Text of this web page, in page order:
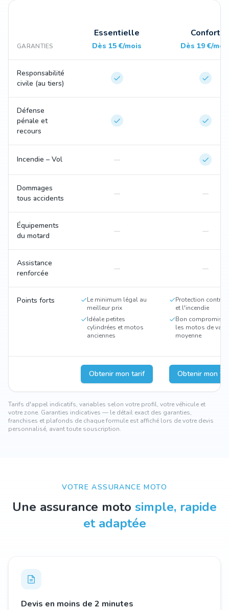
GARANTIES
Essentielle
Dès 15 €/mois
Confort
Dès 19 €/
Responsabilité
civile (au tiers)
Défense
pénale et
recours
Incendie – Vol
Dommages
tous accidents
Équipements
du motard
Assistance
renforcée
Points forts
Le minimum légal au
meilleur prix
Idéale petites
cylindrées et motos
anciennes
Protection contre
et l'incendie
Bon compromis
les motos de
moyenne
Obtenir mon tarif Obtenir mon
Tarifs d'appel indicatifs, variables selon votre profil, votre véhicule et
votre zone. Garanties indicatives — le détail exact des garanties,
franchises et plafonds de chaque formule est affiché lors de votre devis
personnalisé, avant toute souscription.
VOTRE ASSURANCE MOTO
Une assurance moto simple, rapide
et adaptée
Devis en moins de 2 minutes